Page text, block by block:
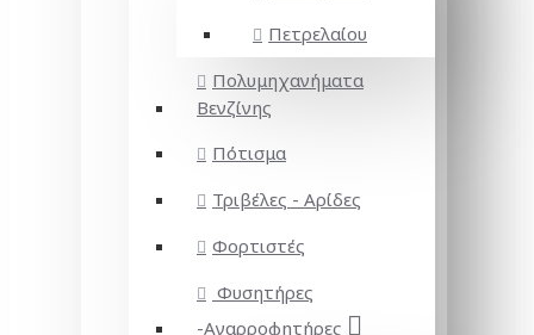
Πετρελαίου
Πολυμηχανήματα
Βενζίνης
Πότισμα
Τριβέλες - Αρίδες
Φορτιστές
Φυσητήρες
-Αναρροφητήρες